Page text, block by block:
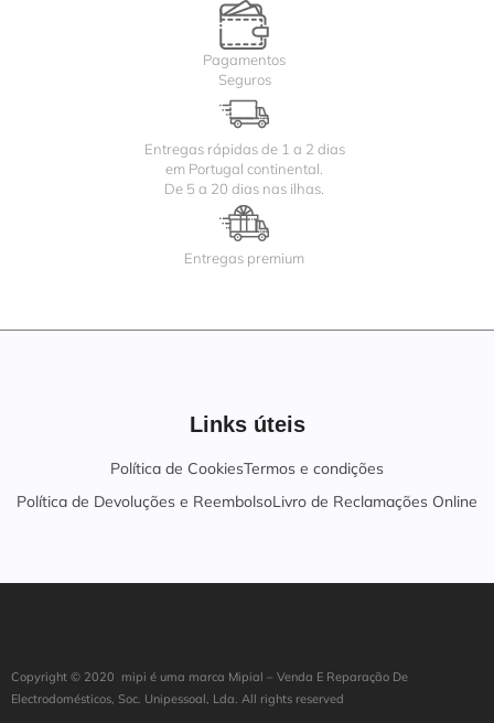
Pagamentos
Seguros
Entregas rápidas de 1 a 2 dias
em Portugal continental.
De 5 a 20 dias nas ilhas.
Entregas premium
Links úteis
Política de CookiesTermos e condições
Política de Devoluções e ReembolsoLivro de Reclamações Online
Copyright © 2020 mipi é uma marca Mipial – Venda E Reparação De
Electrodomésticos, Soc. Unipessoal, Lda. All rights reserved